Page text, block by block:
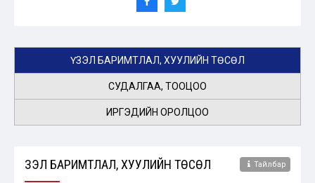
ҮЗЭЛ БАРИМТЛАЛ, ХУУЛИЙН ТӨСӨЛ
СУДАЛГАА, ТООЦОО
ИРГЭДИЙН ОРОЛЦОО
ҮЗЭЛ БАРИМТЛАЛ, ХУУЛИЙН ТӨСӨЛ Тайлбар